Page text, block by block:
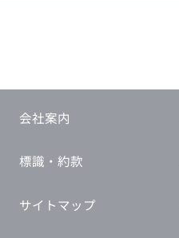
会社案内
標識・約款
サイトマップ